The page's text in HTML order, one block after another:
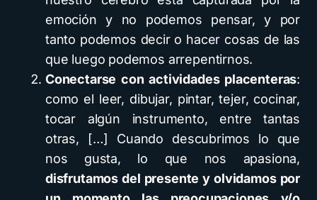
emoción y no podemos pensar, y por
tanto podemos decir o hacer cosas de las
que luego podemos arrepentirnos.
Conectarse con actividades placenteras:
como el leer, dibujar, pintar, tejer, cocinar,
tocar algún instrumento, entre tantas
otras, […] Cuando descubrimos lo que
nos gusta, lo que nos apasiona,
disfrutamos del presente y olvidamos por